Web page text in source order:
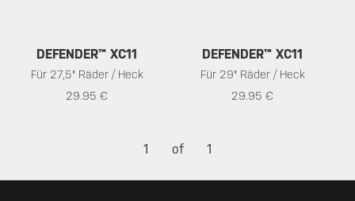
DEFENDER™ XC11
Für 27,5" Räder / Heck
29.95 €
DEFENDER™ XC11
Für 29" Räder / Heck
29.95 €
1 of 1